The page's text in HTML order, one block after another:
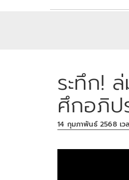
ระทึก!
ศึกอภิป
14 กุมภาพันธ์ 2568 เว